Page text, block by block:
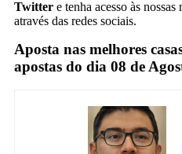
Twitter e tenha acesso às nossas
através das redes sociais.
Aposta nas melhores
apostas do dia 08 de